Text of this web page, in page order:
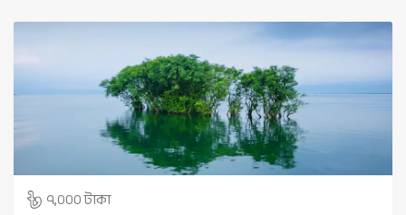
৭,০০০ টাকা